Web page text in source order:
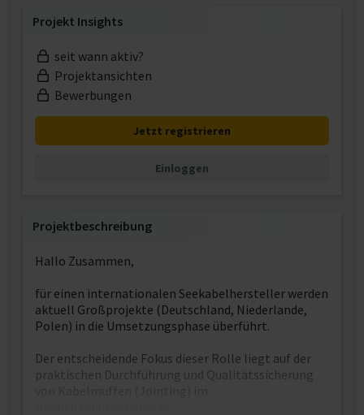
Projekt Insights
seit wann aktiv?
Projektansichten
Bewerbungen
Jetzt registrieren
Einloggen
Projektbeschreibung
Hallo Zusammen,
für einen internationalen Seekabelhersteller werden
aktuell Großprojekte (Deutschland, Niederlande,
Polen) in die Umsetzungsphase überführt.
Der entscheidende Fokus dieser Rolle liegt auf der
praktischen Durchführung und Qualitätssicherung